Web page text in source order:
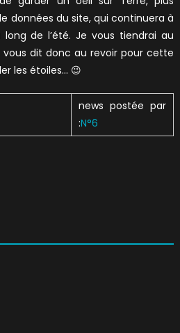
données du site, qui continuera à
de l’été. Je vous tiendrai au
dit donc au revoir pour cette
les étoiles… 😉
news postée par
:N°6